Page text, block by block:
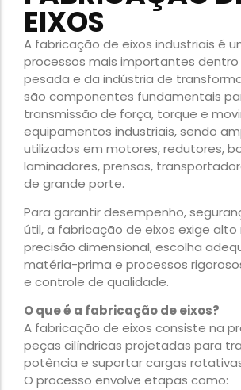
EIXOS
A fabricação de eixos industriais é
processos mais importantes
pesada e da indústria de
são componentes fundamentais
transmissão de força, torque e
equipamentos industriais, sendo
utilizados em motores, redutores,
laminadores, prensas,
de grande porte.
Para garantir desempenho,
útil, a fabricação de eixos exige alto
precisão dimensional, escolha
matéria-prima e processos
e controle de qualidade.
O que é a fabricação de eixos?
A fabricação de eixos consiste na
peças cilíndricas projetadas para
potência e suportar cargas
O processo envolve etapas como: